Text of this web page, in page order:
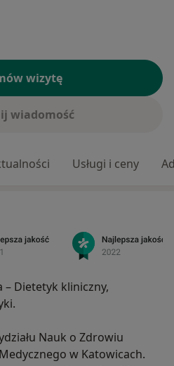
wizytę
wiadomość
Usługi i ceny
– Dietetyk kliniczny,
Nauk o Zdrowiu
w Katowicach.